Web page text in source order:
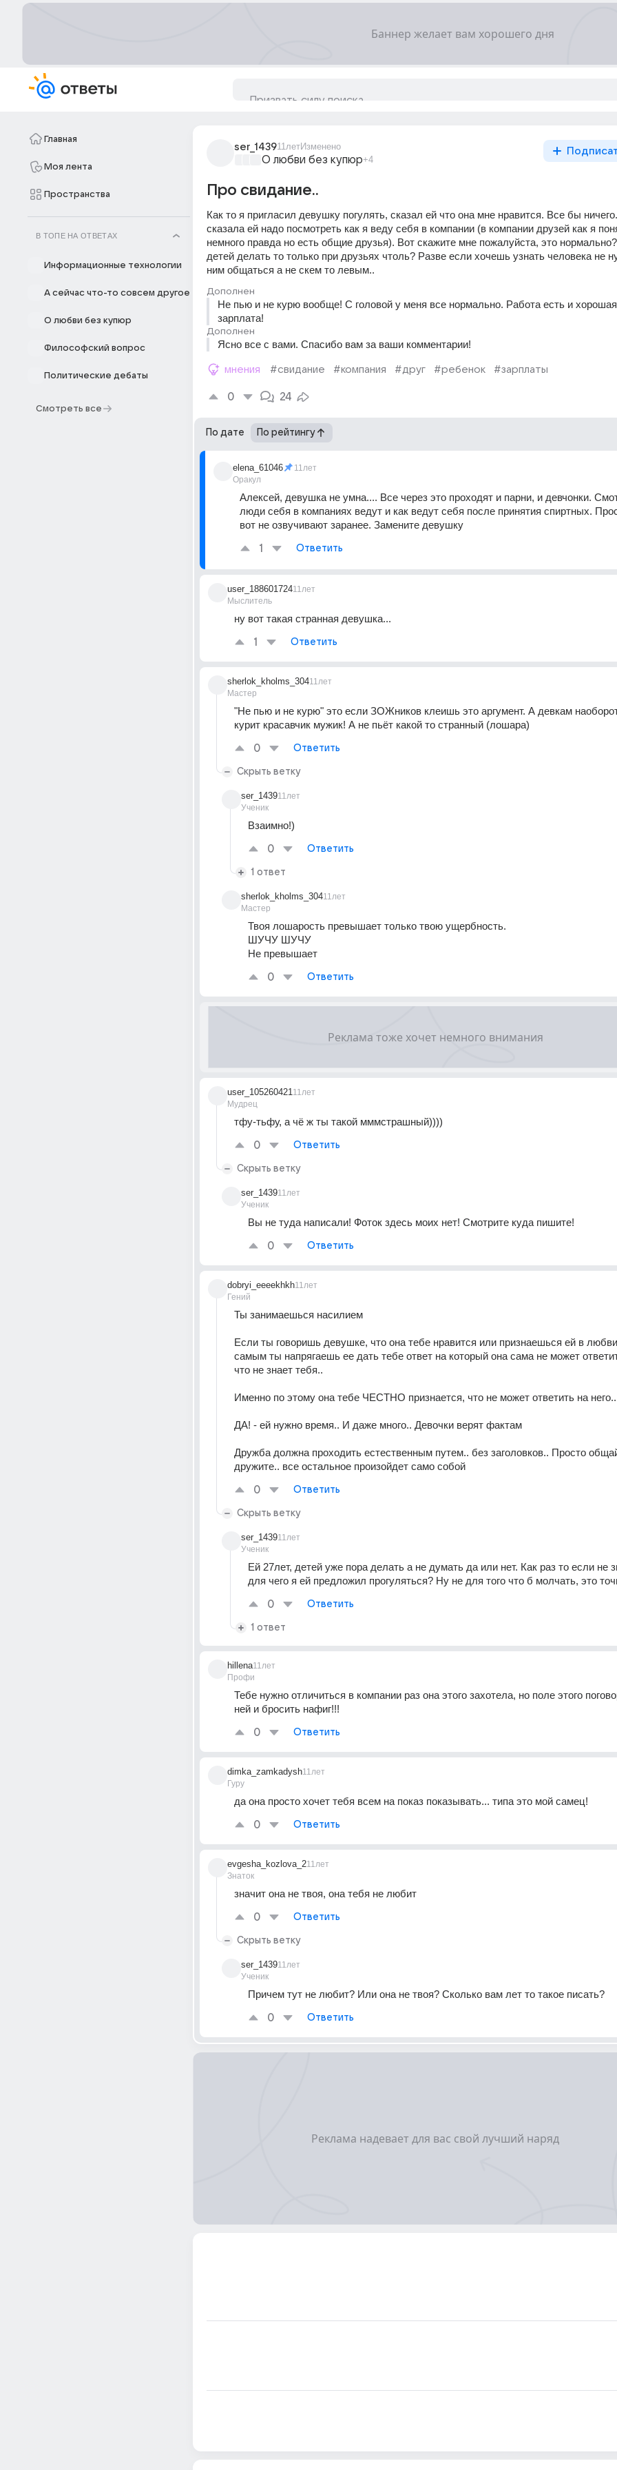
Главная
Моя лента
Пространства
В ТОПЕ НА ОТВЕТАХ
Информационные технологии
А сейчас что-то совсем другое
О любви без купюр
Философский вопрос
Политические дебаты
Смотреть все
ser_143911летИзменено
О любви без купюр+4
Про свидание..
Как то я пригласил девушку погулять, сказал ей что она мне нравится. Все бы
сказала ей надо посмотреть как я веду себя в компании (в компании друзей как я
немного правда но есть общие друзья). Вот скажите мне пожалуйста, это
детей делать то только при друзьях чтоль? Разве если хочешь узнать человека не
ним общаться а не скем то левым..
Дополнен
Не пью и не курю вообще! С головой у меня все нормально. Работа есть и хорошая
зарплата!
Дополнен
Ясно все с вами. Спасибо вам за ваши комментарии!
мнения #свидание #компания #друг #ребенок #зарплаты
0 24
По дате По рейтингу
elena_61046
Оракул
11лет
Алексей, девушка не умна.... Все через это проходят и парни, и девчонки.
люди себя в компаниях ведут и как ведут себя после принятия спиртных.
вот не озвучивают заранее. Замените девушку
1 Ответить
user_188601724
Мыслитель
11лет
ну вот такая странная девушка...
1 Ответить
sherlok_kholms_304
Мастер
11лет
"Не пью и не курю" это если ЗОЖников клеишь это аргумент. А девкам
курит красавчик мужик! А не пьёт какой то странный (лошара)
0 Ответить
Скрыть ветку
ser_1439
Ученик
11лет
Взаимно!)
0 Ответить
1 ответ
sherlok_kholms_304
Мастер
11лет
Твоя лошарость превышает только твою ущербность.
ШУЧУ ШУЧУ
Не превышает
0 Ответить
user_105260421
Мудрец
11лет
тфу-тьфу, а чё ж ты такой мммстрашный))))
0 Ответить
Скрыть ветку
ser_1439
Ученик
11лет
Вы не туда написали! Фоток здесь моих нет! Смотрите куда пишите!
0 Ответить
dobryi_eeeekhkh
Гений
11лет
Ты занимаешься насилием
Если ты говоришь девушке, что она тебе нравится или признаешься ей в
самым ты напрягаешь ее дать тебе ответ на который она сама не может
что не знает тебя..
Именно по этому она тебе ЧЕСТНО признается, что не может ответить на него..
ДА! - ей нужно время.. И даже много.. Девочки верят фактам
Дружба должна проходить естественным путем.. без заголовков.. Просто
дружите.. все остальное произойдет само собой
0 Ответить
Скрыть ветку
ser_1439
Ученик
11лет
Ей 27лет, детей уже пора делать а не думать да или нет. Как раз то если не
для чего я ей предложил прогуляться? Ну не для того что б молчать, это
0 Ответить
1 ответ
hillena
Профи
11лет
Тебе нужно отличиться в компании раз она этого захотела, но поле этого
ней и бросить нафиг!!!
0 Ответить
dimka_zamkadysh
Гуру
11лет
да она просто хочет тебя всем на показ показывать... типа это мой самец!
0 Ответить
evgesha_kozlova_2
Знаток
11лет
значит она не твоя, она тебя не любит
0 Ответить
Скрыть ветку
ser_1439
Ученик
11лет
Причем тут не любит? Или она не твоя? Сколько вам лет то такое писать?
0 Ответить